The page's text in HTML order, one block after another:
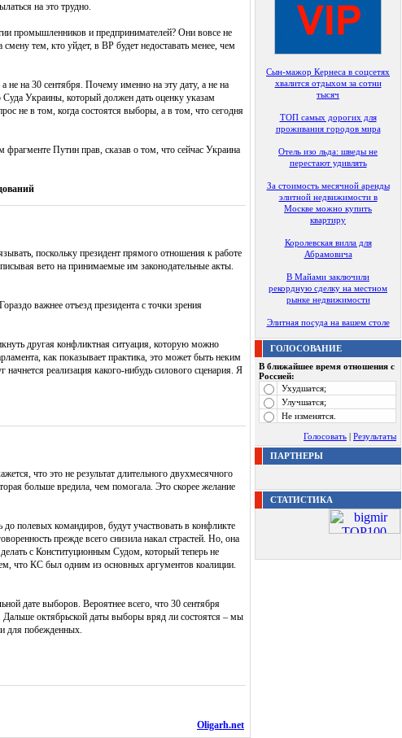
на это трудно.
промышленников и предпринимателей? Они вовсе не
тем, кто уйдет, в ВР будет недоставать менее, чем
не на 30 сентября. Почему именно на эту дату, а не на
Суда Украины, который должен дать оценку указам
не в том, когда состоятся выборы, а в том, что сегодня
фрагменте Путин прав, сказав о том, что сейчас Украина
поскольку президент прямого отношения к работе
вето на принимаемые им законодательные акты.
важнее отъезд президента с точки зрения
другая конфликтная ситуация, которую можно
как показывает практика, это может быть неким
реализация какого-нибудь силового сценария. Я
что это не результат длительного двухмесячного
больше вредила, чем помогала. Это скорее желание
полевых командиров, будут участвовать в конфликте
прежде всего снизила накал страстей. Но, она
с Конституционным Судом, который теперь не
что КС был одним из основных аргументов коалиции.
дате выборов. Вероятнее всего, что 30 сентября
Дальше октябрьской даты выборы вряд ли состоятся – мы
для побежденных.
Oligarh.net
Сын-мажор Кернеса в соцсетях
хвалится отдыхом за сотни
тысяч
ТОП самых дорогих для
проживания городов мира
Отель изо льда: шведы не
перестают удивлять
За стоимость месячной аренды
элитной недвижимости в
Москве можно купить
квартиру
Королевская вилла для
Абрамовича
В Майами заключили
рекордную сделку на местном
рынке недвижимости
Элитная посуда на вашем столе
ГОЛОСОВАНИЕ
В ближайшее время отношения с
Россией:
Ухудшатся;
Улучшатся;
Не изменятся.
Голосовать | Результаты
ПАРТНЕРЫ
СТАТИСТИКА